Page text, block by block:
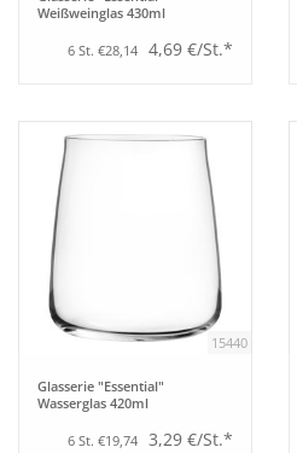
Weißweinglas 430ml
6 St. €28,14 4,69 €/St.*
15440
Glasserie "Essential"
Wasserglas 420ml
6 St. €19,74 3,29 €/St.*